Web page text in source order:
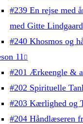
#239 En rejse med
med Gitte Lindgaard
#240 Khosmos og
11
#201 Ærkeengle &
#202 Spirituelle
#203 Kærlighed og
#204 Håndlæseren